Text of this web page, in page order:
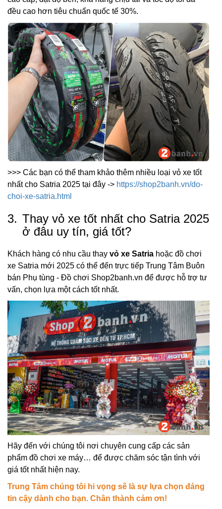
đều cao hơn tiêu chuẩn quốc tế 30%.
>>> Các bạn có thể tham khảo thêm nhiều loại vỏ xe tốt
nhất cho Satria 2025 tại đây -> https://shop2banh.vn/do-
choi-xe-satria.html
3. Thay vỏ xe tốt nhất cho Satria 2025
ở đâu uy tín, giá tốt?
Khách hàng có nhu cầu thay vỏ xe Satria hoặc đồ chơi
xe Satria mới 2025 có thể đến trực tiếp Trung Tâm Buôn
bán Phụ tùng - Đồ chơi Shop2banh.vn để được hỗ trợ tư
vấn, chọn lựa một cách tốt nhất.
Hãy đến với chúng tôi nơi chuyên cung cấp các sản
phẩm đồ chơi xe máy… để được chăm sóc tận tình với
giá tốt nhất hiện nay.
Trung Tâm chúng tôi hi vọng sẽ là sự lựa chọn đáng
tin cậy dành cho bạn. Chân thành cảm ơn!